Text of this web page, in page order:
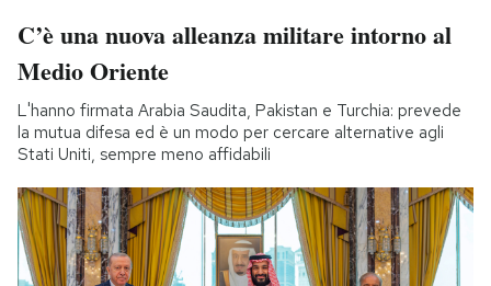
C’è una nuova alleanza militare intorno al
Medio Oriente
L'hanno firmata Arabia Saudita, Pakistan e Turchia: prevede
la mutua difesa ed è un modo per cercare alternative agli
Stati Uniti, sempre meno affidabili